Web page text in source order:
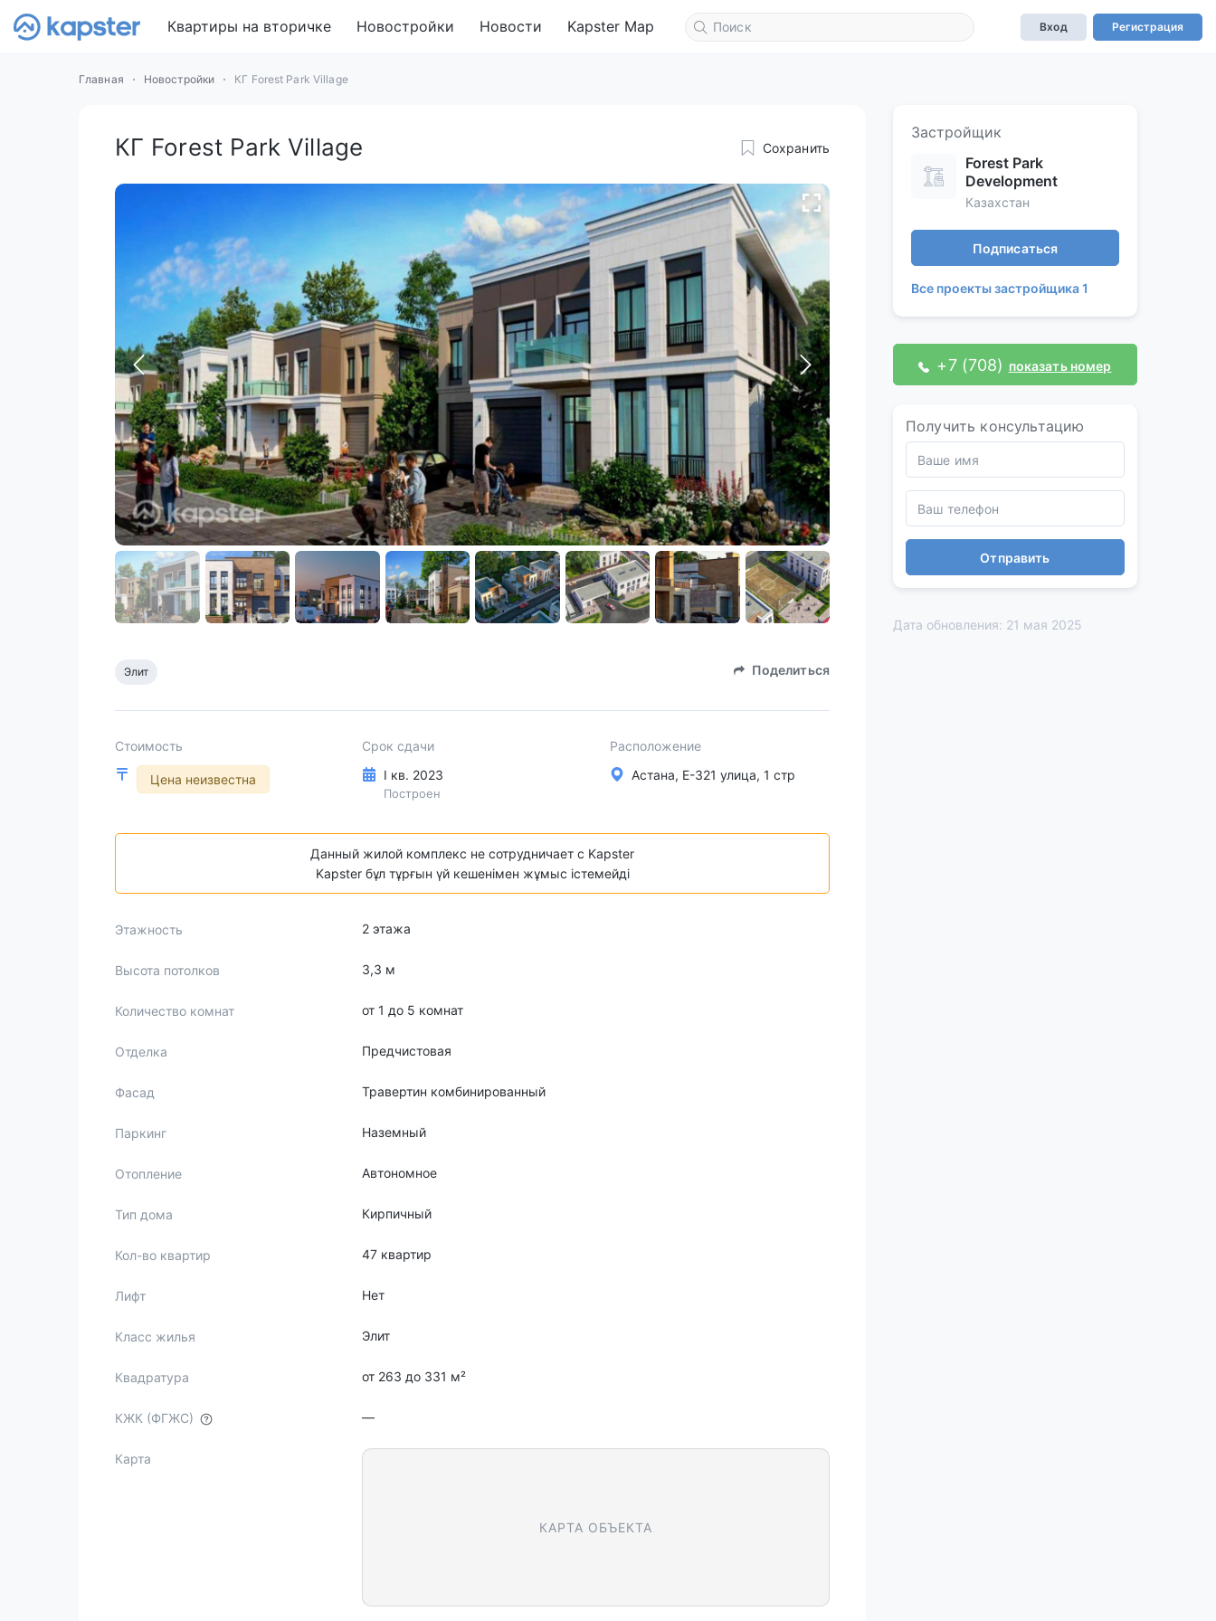
Квартиры на вторичке Новостройки Новости Kapster Map Вход Регистрация
Главная Новостройки КГ Forest Park Village
КГ Forest Park Village Сохранить
Элит Поделиться
Стоимость
Цена неизвестна
Срок сдачи
I кв. 2023
Построен
Расположение
Астана, Е-321 улица, 1 стр
Данный жилой комплекс не сотрудничает с Kapster
Kapster бұл тұрғын үй кешенімен жұмыс істемейді
Этажность 2 этажа
Высота потолков 3,3 м
Количество комнат от 1 до 5 комнат
Отделка Предчистовая
Фасад Травертин комбинированный
Паркинг Наземный
Отопление Автономное
Тип дома Кирпичный
Кол-во квартир 47 квартир
Лифт Нет
Класс жилья Элит
Квадратура от 263 до 331 м²
КЖК (ФГЖС) —
Карта
КАРТА ОБЪЕКТА
Застройщик
Forest Park
Development
Казахстан
Подписаться
Все проекты застройщика 1
+7 (708) показать номер
Получить консультацию
Отправить
Дата обновления: 21 мая 2025